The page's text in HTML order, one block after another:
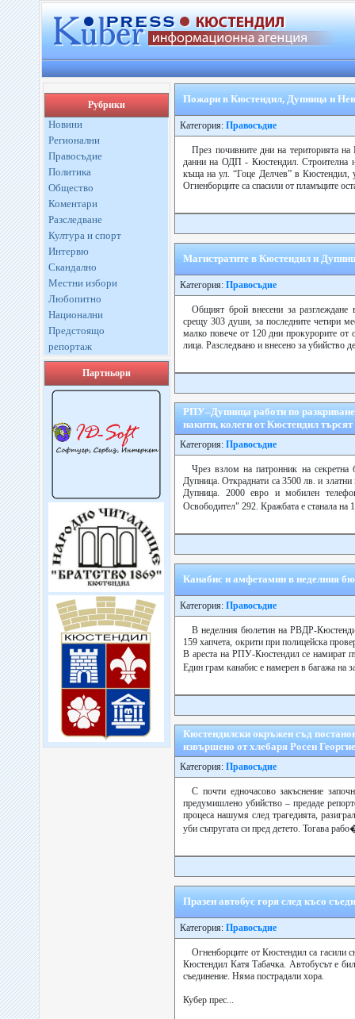
Рубрики
Новини
Регионални
Правосъдие
Политика
Общество
Коментари
Разследване
Култура и спорт
Интервю
Скандално
Местни избори
Любопитно
Национални
Предстоящо
репортаж
Партньори
Пожари в Кюстендил, Дупница и
Категория: Правосъдие
През почивните дни на територията
данни на ОДП - Кюстендил. Строителна
къща на ул. “Гоце Делчев” в
Огненборците са спасили от пламъците
Магистратите в Кюстендил и
Категория: Правосъдие
Общият брой внесени за разглеждане
срещу 303 души, за последните четири
малко повече от 120 дни прокурорите
лица. Разследвано и внесено за убийство
РПУ–Дупница работи по
накити, колеги от Кюстендил
Категория: Правосъдие
Чрез взлом на патронник на
Дупница. Откраднати са 3500 лв. и
Дупница. 2000 евро и мобилен
Освободител" 292. Кражбата е станала
Канабис и амфетамин в неделния
Категория: Правосъдие
В неделния бюлетин на РВДР-
159 хапчета, окрити при полицейска
В ареста на РПУ-Кюстендил се намират
Един грам канабис е намерен в багажа на
Кюстендилски окръжен съд
извършено от хлебаря Росен
Категория: Правосъдие
С почти едночасово закъснение
предумишлено убийство – предаде
процеса нашумя след трагедията,
уби съпругата си пред детето. Тогава
Празен автобус горя след късо
Категория: Правосъдие
Огненборците от Кюстендил са
Кюстендил Катя Табачка. Автобусът е
съединение. Няма пострадали хора.
Кубер прес...